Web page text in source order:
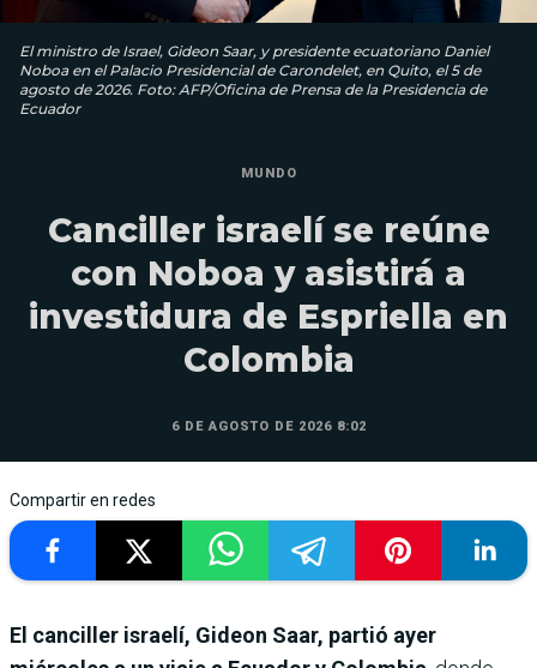
El ministro de Israel, Gideon Saar, y presidente ecuatoriano Daniel
Noboa en el Palacio Presidencial de Carondelet, en Quito, el 5 de
agosto de 2026. Foto: AFP/Oficina de Prensa de la Presidencia de
Ecuador
MUNDO
Canciller israelí se reúne
con Noboa y asistirá a
investidura de Espriella en
Colombia
6 DE AGOSTO DE 2026 8:02
Compartir en redes
El canciller israelí, Gideon Saar, partió ayer